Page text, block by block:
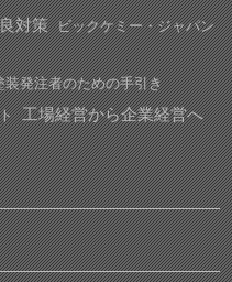
対策 ビックケミー・ジャパン
装発注者のための手引き
工場経営から企業経営へ